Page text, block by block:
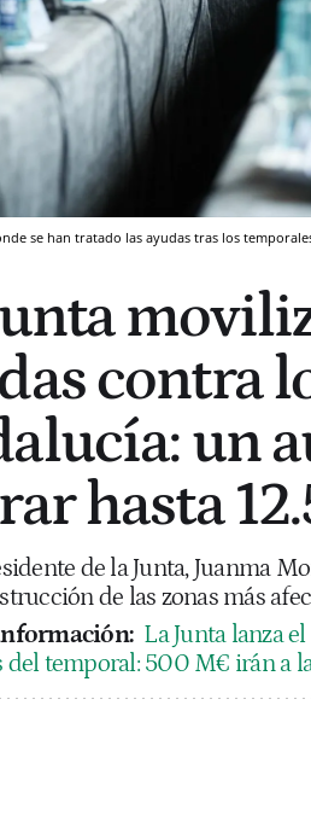
se han tratado las ayudas tras los
contra
un
hasta
de la Junta, Juanma
de las zonas más
La Junta lanza
del temporal: 500 M€ irán a